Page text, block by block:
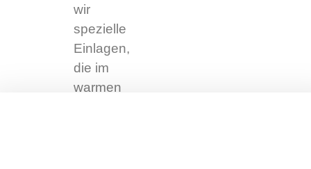
wir
spezielle
Einlagen,
die im
warmen